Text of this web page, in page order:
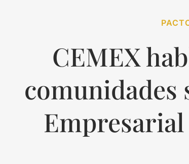
CEMEX
comunidades
Empresarial